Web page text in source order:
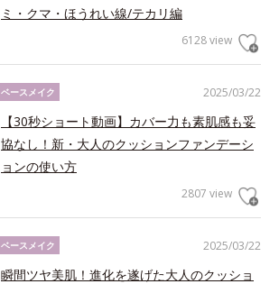
ミ・クマ・ほうれい線/テカリ編
6128 view
2025/03/22
ベースメイク
【30秒ショート動画】カバー力も素肌感も妥
協なし！新・大人のクッションファンデーシ
ョンの使い方
2807 view
2025/03/22
ベースメイク
瞬間ツヤ美肌！進化を遂げた大人のクッショ